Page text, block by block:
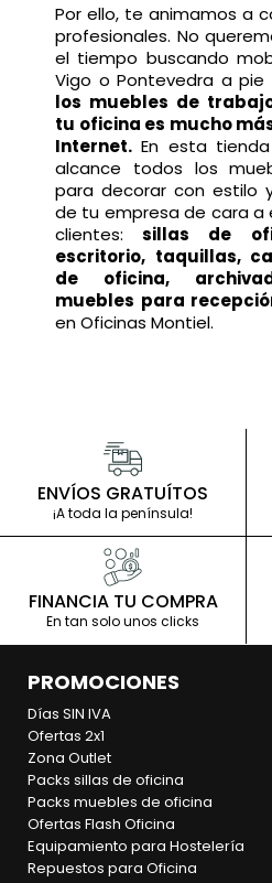
Por ello, te animamos a
profesionales. No
el tiempo buscando
Vigo o Pontevedra a pie
los muebles de
tu oficina es mucho
Internet. En esta
alcance todos los
para decorar con estilo
de tu empresa de cara a
clientes:
sillas de
escritorio, taquillas,
de oficina,
muebles para
en Oficinas Montiel.
ENVÍOS GRATUÍTOS
¡A toda la península!
FINANCIA TU COMPRA
En tan solo unos clicks
PROMOCIONES
Días SIN IVA
Ofertas 2x1
Zona Outlet
Packs sillas de oficina
Packs muebles de oficina
Ofertas Flash Oficina
Equipamiento para Hostelería
Repuestos para Oficina